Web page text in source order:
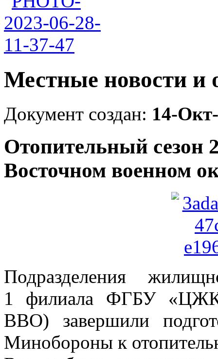
Местные новости и
Документ создан: 14-
Отопительный сезон
Восточном военном
Подразделения
1 филиала ФГБУ
ВВО) завершили
Минобороны к